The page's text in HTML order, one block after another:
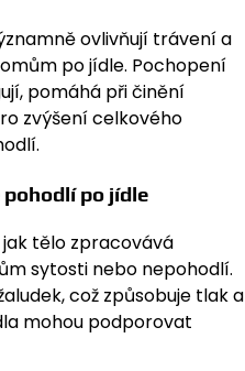
ovlivňují trávení a
po jídle. Pochopení
pomáhá při činění
zvýšení celkového
po jídle
tělo zpracovává
sytosti nebo nepohodlí.
což způsobuje tlak a
mohou podporovat